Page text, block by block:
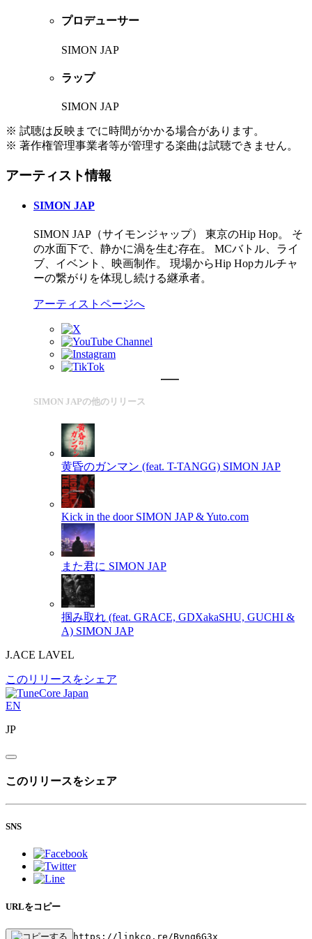
プロデューサー
SIMON JAP
ラップ
SIMON JAP
※ 試聴は反映までに時間がかかる場合があります。
※ 著作権管理事業者等が管理する楽曲は試聴できません。
アーティスト情報
SIMON JAP
SIMON JAP（サイモンジャップ） 東京のHip Hop。 そ
の水面下で、静かに渦を生む存在。 MCバトル、ライ
ブ、イベント、映画制作。 現場からHip Hopカルチャ
ーの繋がりを体現し続ける継承者。
アーティストページへ
SIMON JAPの他のリリース
黄昏のガンマン (feat. T-TANGG) SIMON JAP
Kick in the door SIMON JAP & Yuto.com
また君に SIMON JAP
掴み取れ (feat. GRACE, GDXakaSHU, GUCHI &
A) SIMON JAP
J.ACE LAVEL
このリリースをシェア
EN
JP
このリリースをシェア
SNS
URLをコピー
https://linkco.re/Bvnq6G3x